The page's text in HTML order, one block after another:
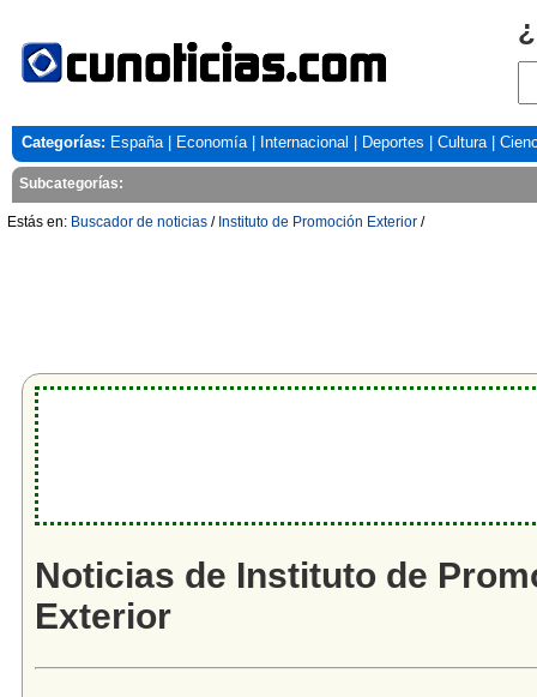
Categorías: España| Economía| Internacional Deportes Cultura|
Subcategorías:
Estás en: Buscador de noticias / Instituto de Promoción Exterior /
Noticias de Instituto de
Exterior